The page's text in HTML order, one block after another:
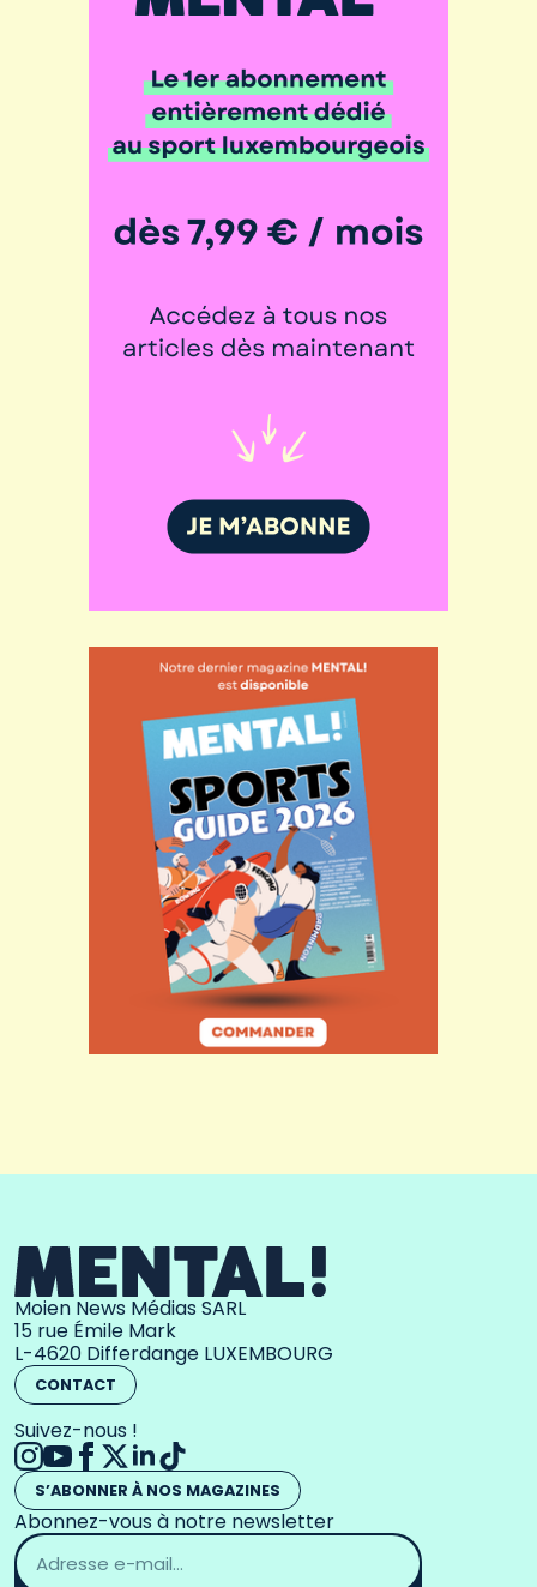
Moien News Médias SARL
15 rue Émile Mark
L-4620 Differdange LUXEMBOURG
CONTACT
Suivez-nous !
S’ABONNER À NOS MAGAZINES
Abonnez-vous à notre newsletter
Adresse
email
*